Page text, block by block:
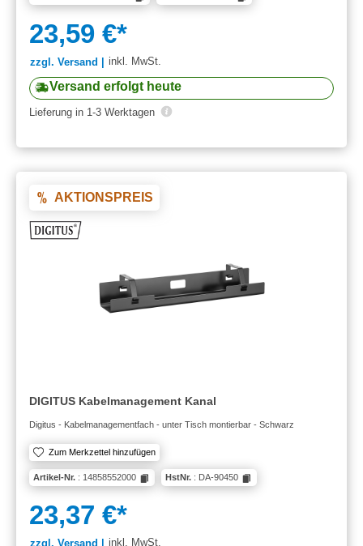
23,59 €*
zzgl. Versand | inkl. MwSt.
Versand erfolgt heute
Lieferung in 1-3 Werktagen
AKTIONSPREIS
DIGITUS Kabelmanagement Kanal
Digitus - Kabelmanagementfach - unter Tisch montierbar - Schwarz
Zum Merkzettel hinzufügen
Artikel-Nr. : 14858552000 HstNr. : DA-90450
23,37 €*
zzgl. Versand | inkl. MwSt.